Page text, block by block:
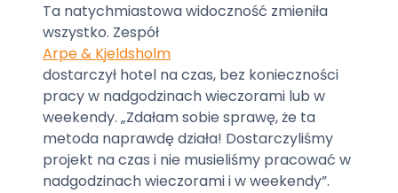
Ta natychmiastowa widoczność zmieniła
wszystko. Zespół
Arpe & Kjeldsholm
dostarczył hotel na czas, bez konieczności
pracy w nadgodzinach wieczorami lub w
weekendy. „Zdałam sobie sprawę, że ta
metoda naprawdę działa! Dostarczyliśmy
projekt na czas i nie musieliśmy pracować w
nadgodzinach wieczorami i w weekendy”.